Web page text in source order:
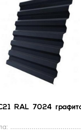
RAL 7024